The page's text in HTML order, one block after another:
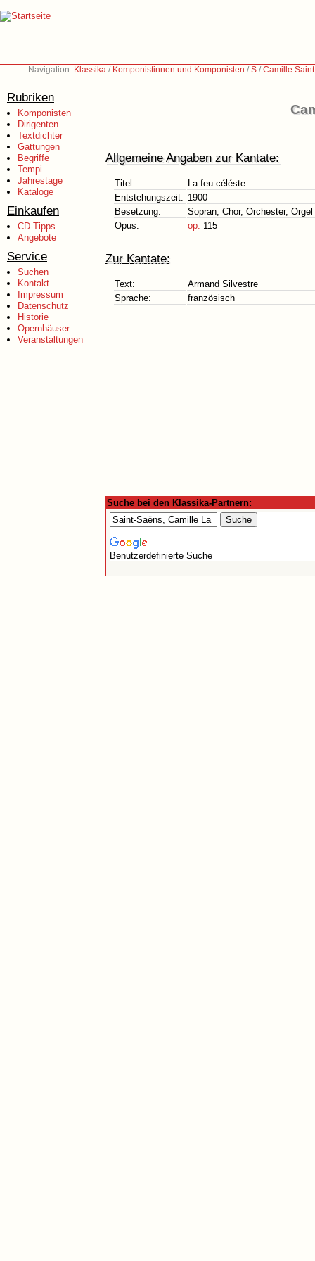
Navigation: Klassika / Komponistinnen und Komponisten /S /Camille
Rubriken
Komponisten
Dirigenten
Textdichter
Gattungen
Begriffe
Tempi
Jahrestage
Kataloge
Einkaufen
CD-Tipps
Angebote
Service
Suchen
Kontakt
Impressum
Datenschutz
Historie
Opernhäuser
Veranstaltungen
Allgemeine Angaben zur Kantate:
Titel:
La feu céléste
Entstehungszeit: 1900
Besetzung:
Sopran, Chor, Orchester,
Opus:
op. 115
Zur Kantate:
Text:
Armand Silvestre
Sprache:
französisch
Suche bei den Klassika-Partnern:
Benutzerdefinierte Suche